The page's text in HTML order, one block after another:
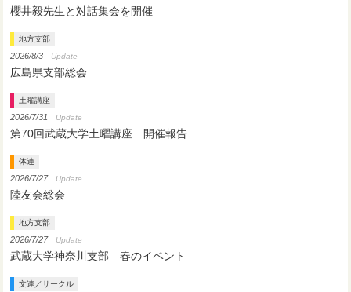
櫻井毅先生と対話集会を開催
地方支部
2026/8/3 Update
広島県支部総会
土曜講座
2026/7/31 Update
第70回武蔵大学土曜講座 開催報告
体連
2026/7/27 Update
陸友会総会
地方支部
2026/7/27 Update
武蔵大学神奈川支部 春のイベント
文連／サークル